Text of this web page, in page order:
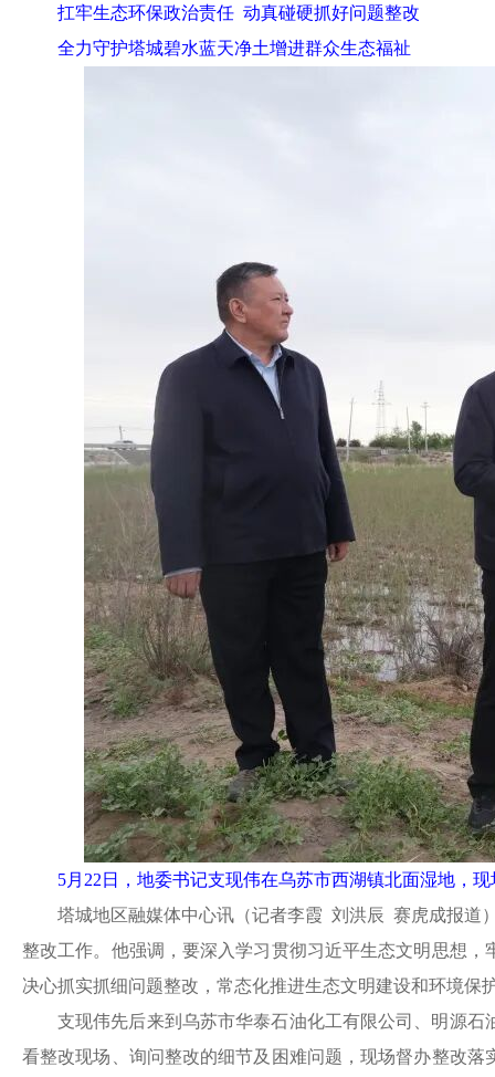
扛牢生态环保政治责任 动真碰硬抓好问题整改
全力守护塔城碧水蓝天净土增进群众生态福祉
5月22日，地委书记支现伟在乌苏市西湖镇北面湿地，
塔城地区融媒体中心讯（记者李霞 刘洪辰 赛虎成报道
整改工作。他强调，要深入学习贯彻习近平生态文明思想
决心抓实抓细问题整改，常态化推进生态文明建设和环境
支现伟先后来到乌苏市华泰石油化工有限公司、明源
看整改现场、询问整改的细节及困难问题，现场督办整改